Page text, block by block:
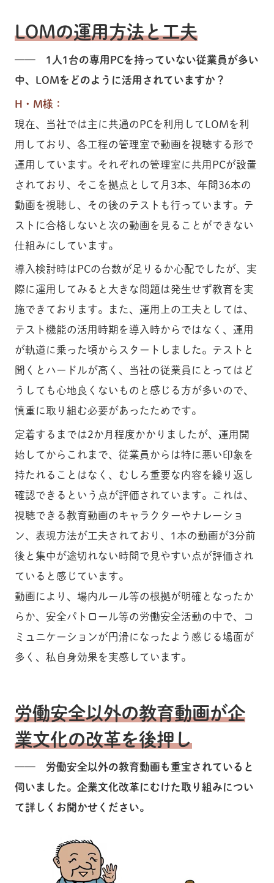
LOMの運用方法と工夫
—— 1人1台の専用PCを持っていない従業員が多い
中、LOMをどのように活用されていますか？
H・M様：
現在、当社では主に共通のPCを利用してLOMを利
用しており、各工程の管理室で動画を視聴する形で
運用しています。それぞれの管理室に共用PCが設置
されており、そこを拠点として月3本、年間36本の
動画を視聴し、その後のテストも行っています。テ
ストに合格しないと次の動画を見ることができない
仕組みにしています。
導入検討時はPCの台数が足りるか心配でしたが、実
際に運用してみると大きな問題は発生せず教育を実
施できております。また、運用上の工夫としては、
テスト機能の活用時期を導入時からではなく、運用
が軌道に乗った頃からスタートしました。テストと
聞くとハードルが高く、当社の従業員にとってはど
うしても心地良くないものと感じる方が多いので、
慎重に取り組む必要があったためです。
定着するまでは2か月程度かかりましたが、運用開
始してからこれまで、従業員からは特に悪い印象を
持たれることはなく、むしろ重要な内容を繰り返し
確認できるという点が評価されています。これは、
視聴できる教育動画のキャラクターやナレーショ
ン、表現方法が工夫されており、1本の動画が3分前
後と集中が途切れない時間で見やすい点が評価され
ていると感じています。
動画により、場内ルール等の根拠が明確となったか
らか、安全パトロール等の労働安全活動の中で、コ
ミュニケーションが円滑になったよう感じる場面が
多く、私自身効果を実感しています。
労働安全以外の教育動画が企
業文化の改革を後押し
—— 労働安全以外の教育動画も重宝されていると
伺いました。企業文化改革にむけた取り組みについ
て詳しくお聞かせください。